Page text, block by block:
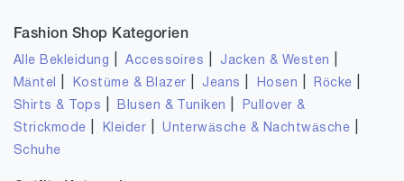
Fashion Shop Kategorien
Alle Bekleidung |Accessoires Jacken & Westen
Mäntel Kostüme & Blazer Jeans Hosen Röcke
Shirts & Tops Blusen & Tuniken
Pullover &
Strickmode
Kleider |Unterwäsche & Nachtwäsche
Schuhe